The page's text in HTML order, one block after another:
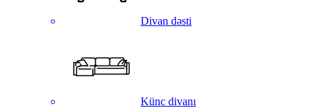
Divan dəsti
Künc divanı